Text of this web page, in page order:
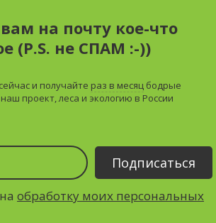
на почту кое-что
(P.S. не СПАМ :-))
и получайте раз в месяц бодрые
проект, леса и экологию в России
обработку моих персональных